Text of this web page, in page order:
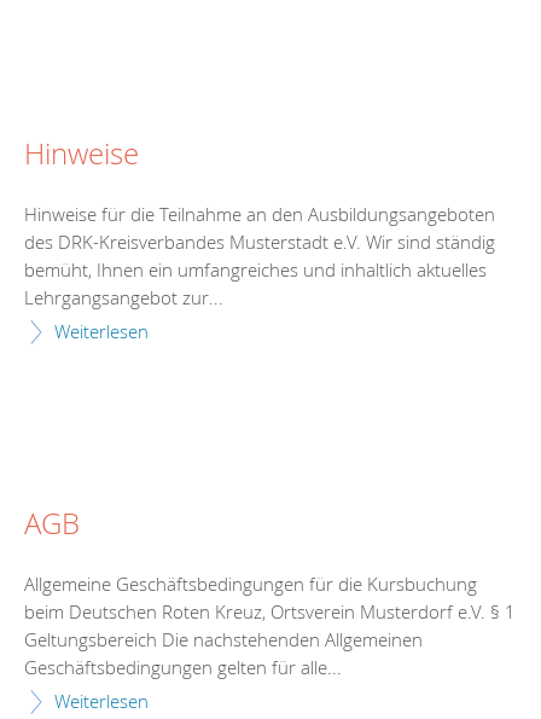
Hinweise
Hinweise für die Teilnahme an den Ausbildungsangeboten
des DRK-Kreisverbandes Musterstadt e.V. Wir sind ständig
bemüht, Ihnen ein umfangreiches und inhaltlich aktuelles
Lehrgangsangebot zur...
Weiterlesen
AGB
Allgemeine Geschäftsbedingungen für die Kursbuchung
beim Deutschen Roten Kreuz, Ortsverein Musterdorf e.V. § 1
Geltungsbereich Die nachstehenden Allgemeinen
Geschäftsbedingungen gelten für alle...
Weiterlesen